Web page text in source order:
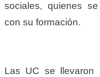
sociales, quienes
con su formación.
Las UC se llevaron